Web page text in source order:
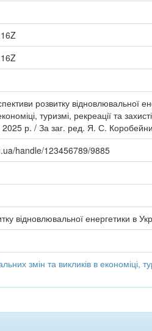
розвитку відновлювальної
туризмі, рекреації та
2025 р. / За заг. ред. Я. С.
handle/123456789/9885
відновлювальної енергетики в
змін та викликів в економіці,